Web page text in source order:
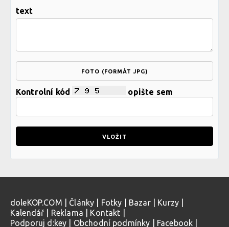
text
FOTO (FORMÁT JPG)
Kontrolní kód opište sem
doleKOP.COM Články Fotky Bazar| Kurzy
Kalendář
Reklama Kontakt
Podporuj d:key
Obchodní podmínky Facebook